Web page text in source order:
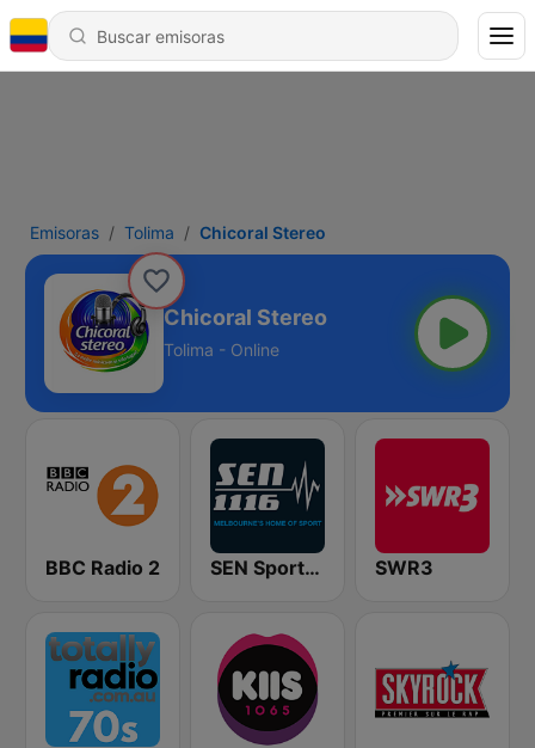
Emisoras Tolima Chicoral Stereo
Chicoral Stereo
Tolima - Online
BBC Radio 2 SEN Sports 1116 AM SWR3